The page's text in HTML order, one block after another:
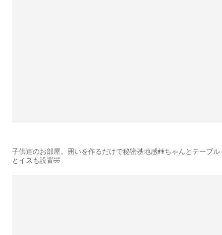
子供達のお部屋。囲いを作るだけで秘密基地感👭ちゃんとテーブル
とイスも設置🤣